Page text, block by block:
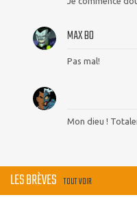
MAX BO
Pas mal!
Mon dieu !
LES BRÈVES TOUT VOIR